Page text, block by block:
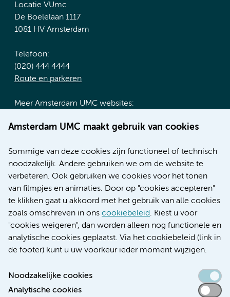
Amsterdam UMC maakt gebruik van cookies
Sommige van deze cookies zijn functioneel of technisch
noodzakelijk. Andere gebruiken we om de website te
verbeteren. Ook gebruiken we cookies voor het tonen
van filmpjes en animaties. Door op "cookies accepteren"
te klikken gaat u akkoord met het gebruik van alle cookies
zoals omschreven in ons cookiebeleid. Kiest u voor
"cookies weigeren", dan worden alleen nog functionele en
analytische cookies geplaatst. Via het cookiebeleid (link in
de footer) kunt u uw voorkeur ieder moment wijzigen.
Noodzakelijke cookies
Analytische cookies
Locatie VUmc
De Boelelaan 1117
1081 HV Amsterdam
Telefoon:
(020) 444 4444
Route en parkeren
Meer Amsterdam UMC websites:
Werken bij Amsterdam UMC
Nieuws
Research
Educatie locatie AMC
Educatie locatie VUmc
Verwijzen & diagnostiek
Toegankelijkheidsverklaring